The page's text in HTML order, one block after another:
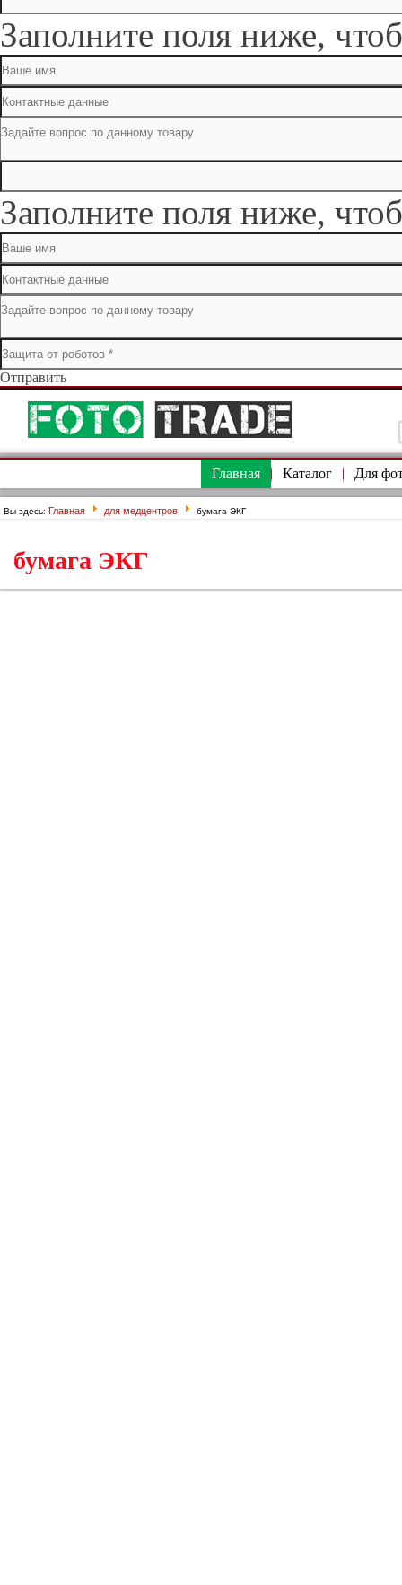
Заполните поля ниже,
Заполните поля ниже,
Отправить
Главная Каталог Для
Вы здесь: Главная для медцентров бумага ЭКГ
бумага ЭКГ